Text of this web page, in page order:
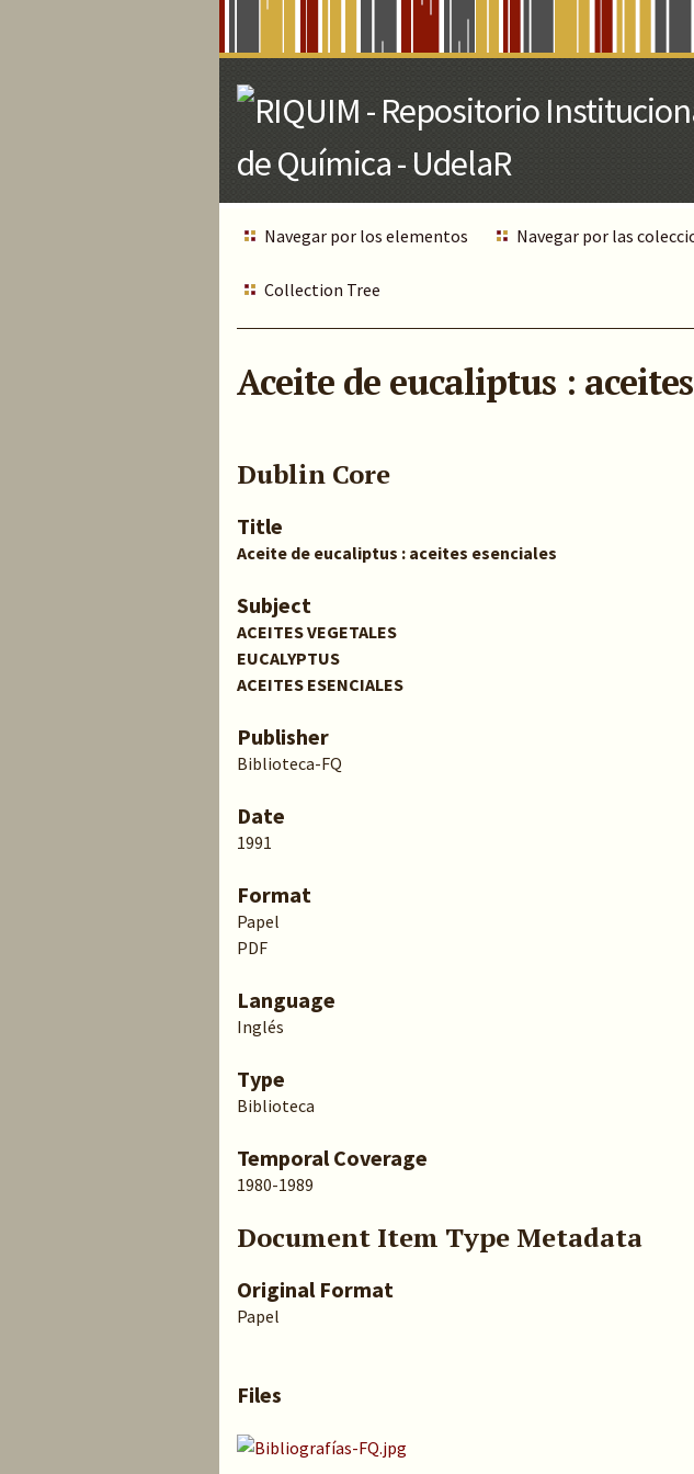
Navegar por los elementos Navegar por las
Collection Tree
Aceite de eucaliptus :
Dublin Core
Title
Aceite de eucaliptus : aceites esenciales
Subject
ACEITES VEGETALES
EUCALYPTUS
ACEITES ESENCIALES
Publisher
Biblioteca-FQ
Date
1991
Format
Papel
PDF
Language
Inglés
Type
Biblioteca
Temporal Coverage
1980-1989
Document Item Type Metadata
Original Format
Papel
Files